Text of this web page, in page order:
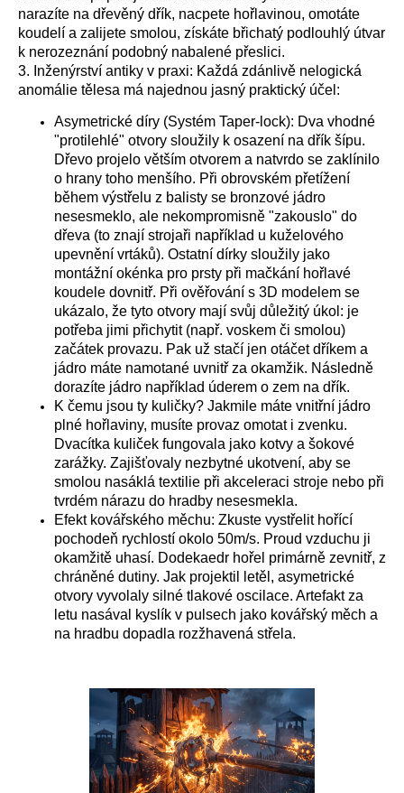
narazíte na dřevěný dřík, nacpete hořlavinou, omotáte
koudelí a zalijete smolou, získáte břichatý podlouhlý útvar
k nerozeznání podobný nabalené přeslici.
3. Inženýrství antiky v praxi: Každá zdánlivě nelogická
anomálie tělesa má najednou jasný praktický účel:
Asymetrické díry (Systém Taper-lock): Dva vhodné
"protilehlé" otvory sloužily k osazení na dřík šípu.
Dřevo projelo větším otvorem a natvrdo se zaklínilo
o hrany toho menšího. Při obrovském přetížení
během výstřelu z balisty se bronzové jádro
nesesmeklo, ale nekompromisně "zakouslo" do
dřeva (to znají strojaři například u kuželového
upevnění vrtáků). Ostatní dírky sloužily jako
montážní okénka pro prsty při mačkání hořlavé
koudele dovnitř. Při ověřování s 3D modelem se
ukázalo, že tyto otvory mají svůj důležitý úkol: je
potřeba jimi přichytit (např. voskem či smolou)
začátek provazu. Pak už stačí jen otáčet dříkem a
jádro máte namotané uvnitř za okamžik. Následně
dorazíte jádro například úderem o zem na dřík.
K čemu jsou ty kuličky? Jakmile máte vnitřní jádro
plné hořlaviny, musíte provaz omotat i zvenku.
Dvacítka kuliček fungovala jako kotvy a šokové
zarážky. Zajišťovaly nezbytné ukotvení, aby se
smolou nasáklá textilie při akceleraci stroje nebo při
tvrdém nárazu do hradby nesesmekla.
Efekt kovářského měchu: Zkuste vystřelit hořící
pochodeň rychlostí okolo 50m/s. Proud vzduchu ji
okamžitě uhasí. Dodekaedr hořel primárně zevnitř, z
chráněné dutiny. Jak projektil letěl, asymetrické
otvory vyvolaly silné tlakové oscilace. Artefakt za
letu nasával kyslík v pulsech jako kovářský měch a
na hradbu dopadla rozžhavená střela.